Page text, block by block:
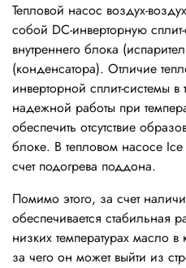
Тепловой насос воздух-
собой DC-инверторную
внутреннего блока
(конденсатора). Отличие
инверторной сплит-системы
надежной работы при
обеспечить отсутствие
блоке. В тепловом насосе Ice
счет подогрева поддона.
Помимо этого, за счет
обеспечивается стабильная
низких температурах масло в
за чего он может выйти из